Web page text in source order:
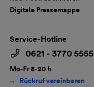
Digitale Pressemappe
Service-Hotline
0621 - 3770 5555
Mo-Fr 8-20 h
Rückruf vereinbaren